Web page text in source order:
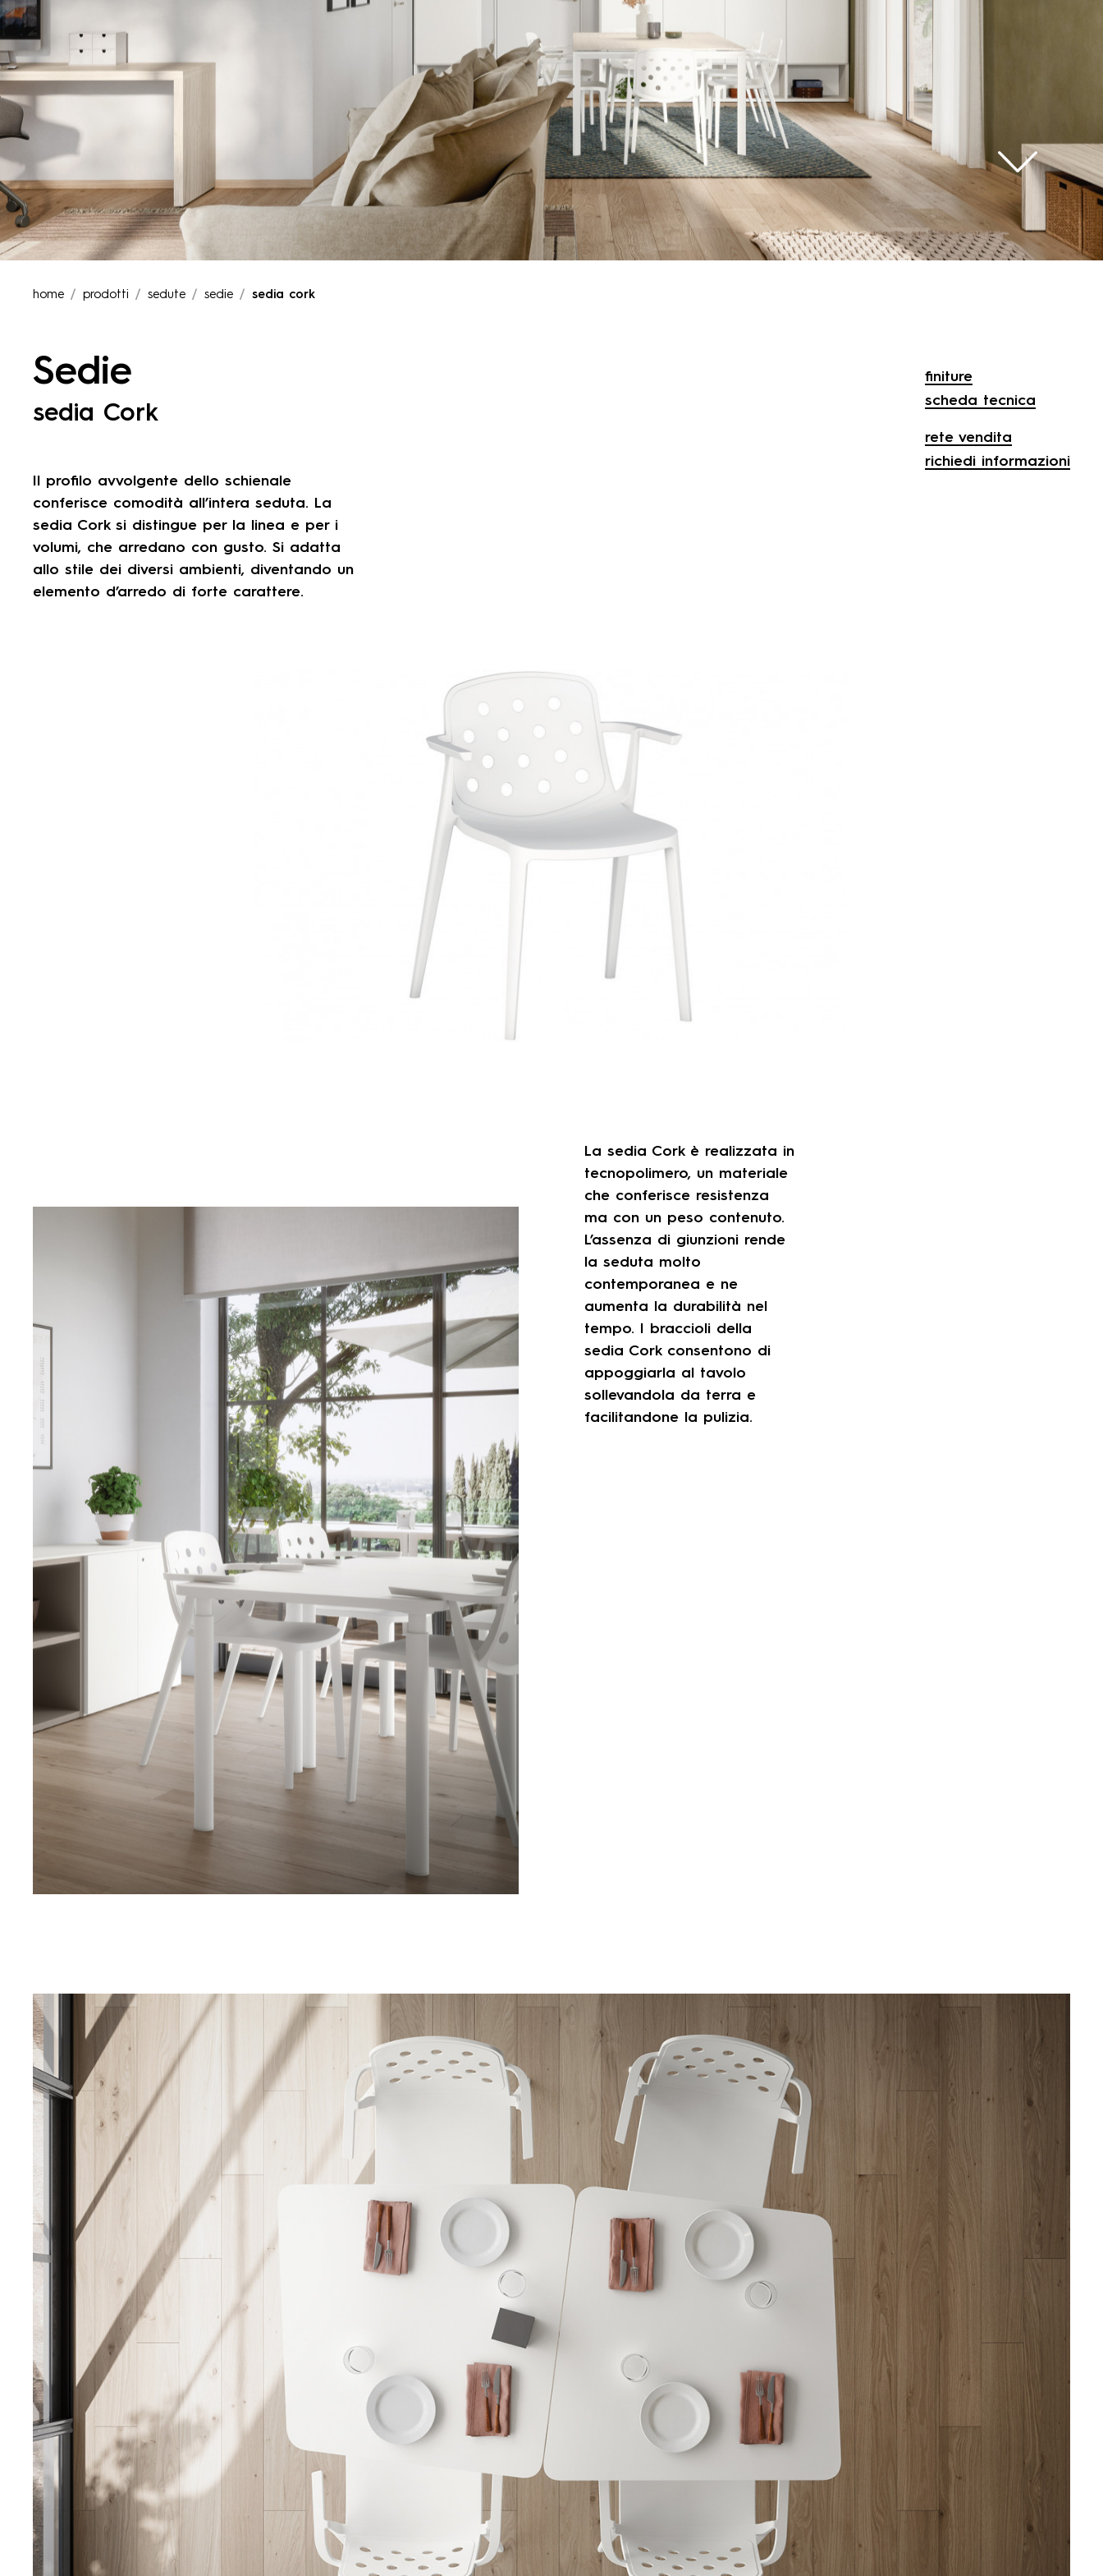
vedi
tutti
home prodotti sedute sedie sedia cork
Sedie
sedia Cork
Il profilo avvolgente dello schienale
conferisce comodità all’intera seduta. La
sedia Cork si distingue per la linea e per i
volumi, che arredano con gusto. Si adatta
allo stile dei diversi ambienti, diventando un
elemento d’arredo di forte carattere.
finiture
scheda tecnica
rete vendita
richiedi informazioni
La sedia Cork è realizzata in
tecnopolimero, un materiale
che conferisce resistenza
ma con un peso contenuto.
L’assenza di giunzioni rende
la seduta molto
contemporanea e ne
aumenta la durabilità nel
tempo. I braccioli della
sedia Cork consentono di
appoggiarla al tavolo
sollevandola da terra e
facilitandone la pulizia.